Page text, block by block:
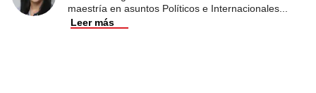
maestría en asuntos Políticos e Internacionales
Leer más